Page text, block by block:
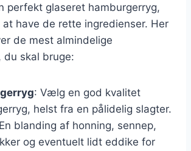
perfekt glaseret hamburgerryg,
have de rette ingredienser. Her
de mest almindelige
du skal bruge:
: Vælg en god kvalitet
helst fra en pålidelig slagter.
blanding af honning, sennep,
og eventuelt lidt eddike for